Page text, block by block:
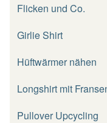
Flicken und Co.
Girlie Shirt
Hüftwärmer nähen
Longshirt mit
Pullover Upcycling